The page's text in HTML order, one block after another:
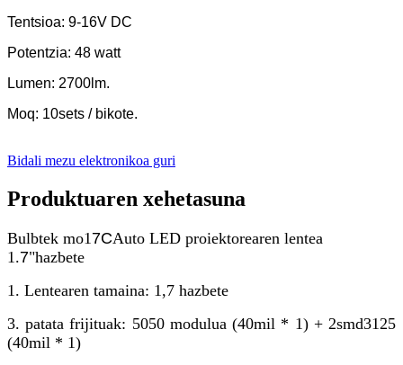
Tentsioa: 9-16V DC
Potentzia: 48 watt
Lumen: 2700lm.
Moq: 10sets / bikote.
Bidali mezu elektronikoa guri
Produktuaren xehetasuna
Bulbtek mo1 7CAuto LED proiektorearen lentea
1.7"hazbete
1. Lentearen tamaina: 1,7 hazbete
3. patata frijituak: 5050 modulua (40mil * 1) + 2smd3125
(40mil * 1)